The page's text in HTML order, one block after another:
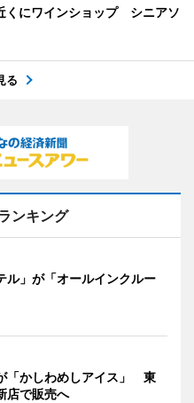
くにワインショップ シニアソ
る
ンキング
ル」が「オールインクルー
「かしわめしアイス」 東
店で販売へ